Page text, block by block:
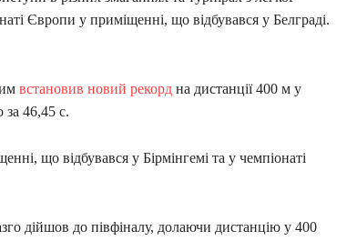
Європи у приміщенні, що відбувався у Белграді.
встановив новий рекорд на дистанції 400 м у
за 46,45 с.
що відбувався у Бірмінгемі та у чемпіонаті
дійшов до півфіналу, долаючи дистанцію у 400